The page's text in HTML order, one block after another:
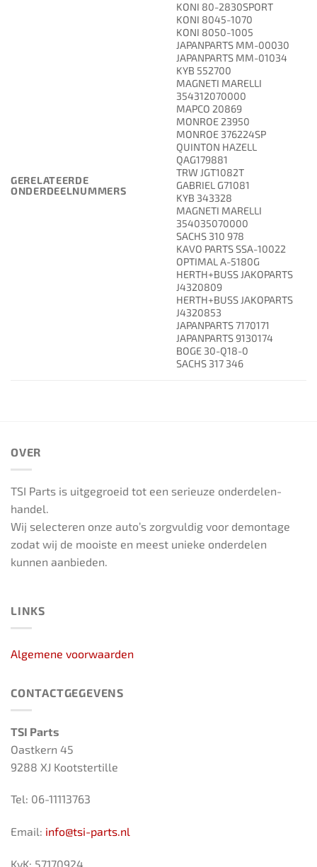
GERELATEERDE
ONDERDEELNUMMERS
KONI 80-2830SPORT
KONI 8045-1070
KONI 8050-1005
JAPANPARTS MM-00030
JAPANPARTS MM-01034
KYB 552700
MAGNETI MARELLI
354312070000
MAPCO 20869
MONROE 23950
MONROE 376224SP
QUINTON HAZELL
QAG179881
TRW JGT1082T
GABRIEL G71081
KYB 343328
MAGNETI MARELLI
354035070000
SACHS 310 978
KAVO PARTS SSA-10022
OPTIMAL A-5180G
HERTH+BUSS JAKOPARTS
J4320809
HERTH+BUSS JAKOPARTS
J4320853
JAPANPARTS 7170171
JAPANPARTS 9130174
BOGE 30-Q18-0
SACHS 317 346
OVER
TSI Parts is uitgegroeid tot een serieuze onderdelen-
handel.
Wij selecteren onze auto’s zorgvuldig voor demontage
zodat wij de mooiste en meest unieke onderdelen
kunnen aanbieden.
LINKS
Algemene voorwaarden
CONTACTGEGEVENS
TSI Parts
Oastkern 45
9288 XJ Kootstertille
Tel: 06-11113763
Email: info@tsi-parts.nl
KvK: 57170924